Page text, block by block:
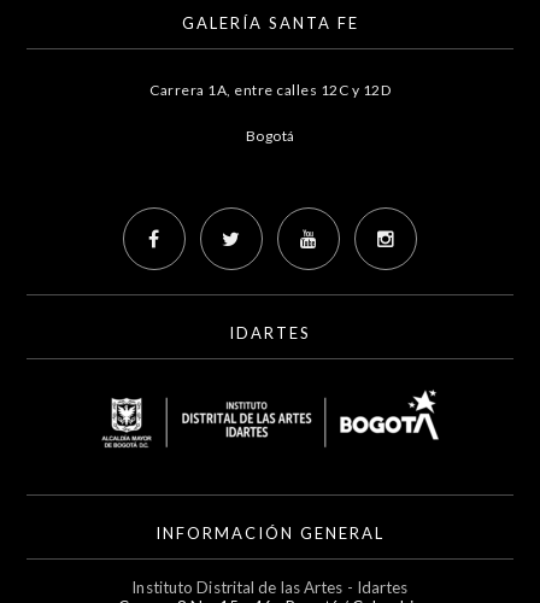
GALERÍA SANTA FE
Carrera 1A, entre calles 12C y 12D
Bogotá
IDARTES
INFORMACIÓN GENERAL
Instituto Distrital de las Artes - Idartes